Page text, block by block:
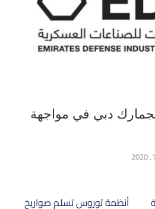
دبي في مواجهة
أنظمة توروس تسلم صواريخ